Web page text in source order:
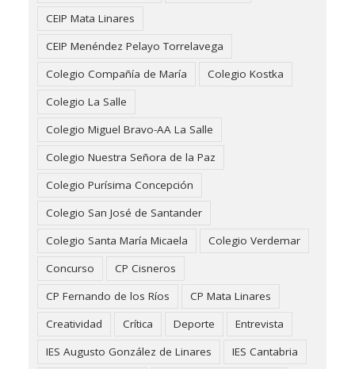
CEIP Mata Linares
CEIP Menéndez Pelayo Torrelavega
Colegio Compañía de María
Colegio Kostka
Colegio La Salle
Colegio Miguel Bravo-AA La Salle
Colegio Nuestra Señora de la Paz
Colegio Purísima Concepción
Colegio San José de Santander
Colegio Santa María Micaela
Colegio Verdemar
Concurso
CP Cisneros
CP Fernando de los Ríos
CP Mata Linares
Creatividad
Crítica Deporte
Entrevista
IES Augusto González de Linares
IES Cantabria